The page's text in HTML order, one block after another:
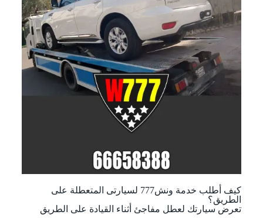
كيف أطلب خدمة ونش777 لسيارتى المتعطلة على
الطريق؟
تعرض سيارتك لعطل مفاجئ أثناء القيادة على الطريق